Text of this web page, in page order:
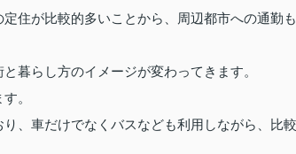
住が比較的多いことから、周辺都市への通勤も
暮らし方のイメージが変わってきます。
。
、車だけでなくバスなども利用しながら、比較